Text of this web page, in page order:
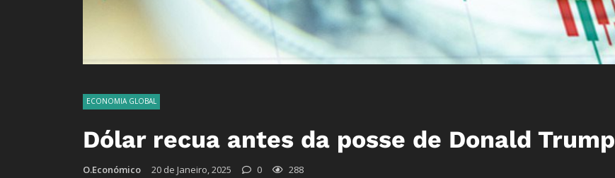
ECONOMIA GLOBAL
Dólar recua antes da posse de Donald Trump
O.Económico 20 de Janeiro, 2025 0 288